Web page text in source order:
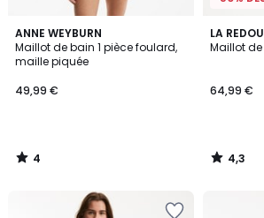
ANNE WEYBURN
Maillot de bain 1 pièce foulard,
maille piquée
49,99 €
4
/
5
4
/
LA
Maillot
64,99 €
4,3
/ 5
4,3
/